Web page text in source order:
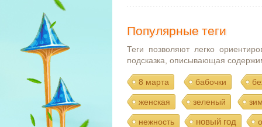
Популярные теги
Теги позволяют легко
подсказка, описывающая
8 марта бабочки
женская зеленый
нежность новый год